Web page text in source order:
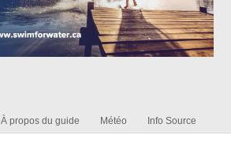
À propos du guide Météo Info Source